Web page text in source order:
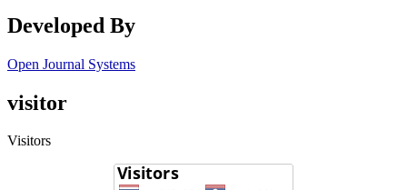
Developed By
Open Journal Systems
visitor
Visitors